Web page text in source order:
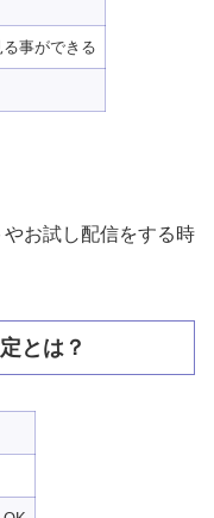
事ができる
お試し配信をする時
とは？